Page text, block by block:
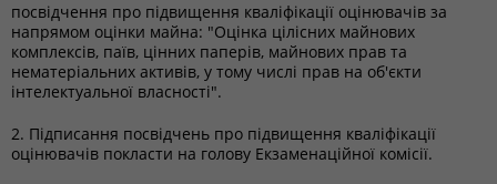
посвідчення про підвищення кваліфікації оцінювачів за
напрямом оцінки майна: "Оцінка цілісних майнових
комплексів, паїв, цінних паперів, майнових прав та
нематеріальних активів, у тому числі прав на об'єкти
інтелектуальної власності".
2. Підписання посвідчень про підвищення кваліфікації
оцінювачів покласти на голову Екзаменаційної комісії.